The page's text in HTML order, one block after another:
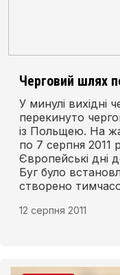
Черговий шлях
У минулі вихідні
перекинуто
із Польщею. На
по 7 серпня 2011
Європейські дні
Буг було
створено
село Збереже із
12 серпня 2011